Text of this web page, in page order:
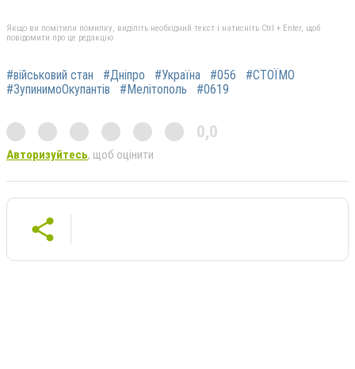
Якщо ви помітили помилку, виділіть необхідний текст і натисніть Ctrl + Enter, щоб
повідомити про це редакцію
#військовий стан #Дніпро #Україна #056
#СТОЇМО
#ЗупинимоОкупантів
#Мелітополь #0619
0,0
Авторизуйтесь, щоб оцінити